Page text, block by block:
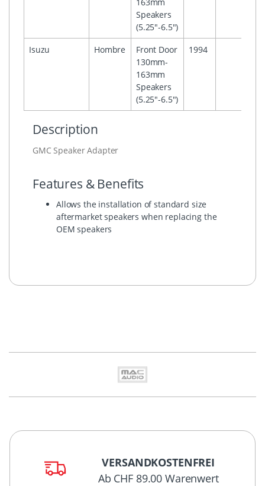
Speakers
(5.25"-6.5")
Isuzu
Hombre
Front Door
130mm-
163mm
Speakers
(5.25"-6.5")
1994
Description
GMC Speaker Adapter
Features & Benefits
Allows the installation of standard size
aftermarket speakers when replacing the
OEM speakers
VERSANDKOSTENFREI
Ab CHF 89.00 Warenwert